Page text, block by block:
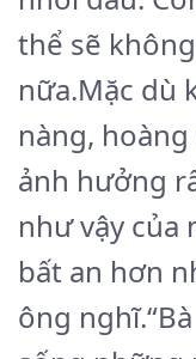
thể sẽ
nữa.Mặc dù
nàng,
ảnh hưởng
như vậy của
bất an hơn
ông